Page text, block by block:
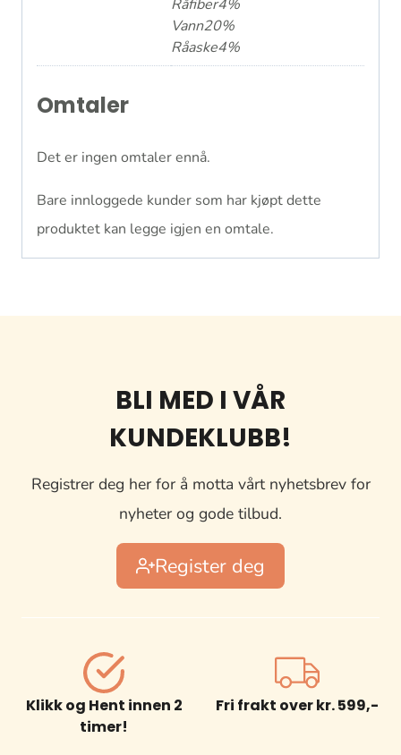
Råfiber4%
Vann20%
Råaske4%
Omtaler
Det er ingen omtaler ennå.
Bare innloggede kunder som har kjøpt dette
produktet kan legge igjen en omtale.
BLI MED I VÅR
KUNDEKLUBB!
Registrer deg her for å motta vårt nyhetsbrev for
nyheter og gode tilbud.
Register deg
Klikk og Hent innen 2
timer!
Fri frakt over kr. 599,-